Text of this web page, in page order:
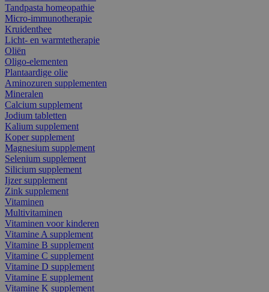
Tandpasta homeopathie
Micro-immunotherapie
Kruidenthee
Licht- en warmtetherapie
Oliën
Oligo-elementen
Plantaardige olie
Aminozuren supplementen
Mineralen
Calcium supplement
Jodium tabletten
Kalium supplement
Koper supplement
Magnesium supplement
Selenium supplement
Silicium supplement
Ijzer supplement
Zink supplement
Vitaminen
Multivitaminen
Vitaminen voor kinderen
Vitamine A supplement
Vitamine B supplement
Vitamine C supplement
Vitamine D supplement
Vitamine E supplement
Vitamine K supplement